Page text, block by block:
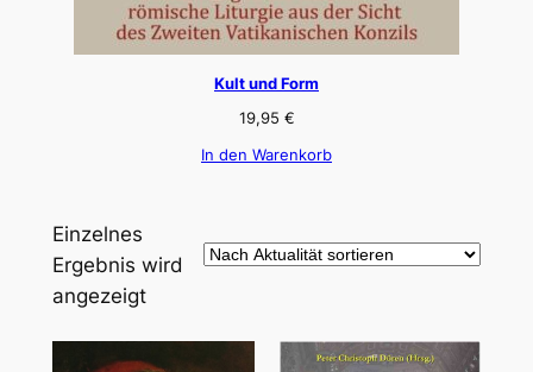
Kult und Form
19,95 €
In den Warenkorb
Einzelnes
Ergebnis wird
angezeigt